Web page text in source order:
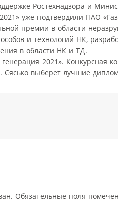
Ростехнадзора и
уже подтвердили ПАО
премии в области
и технологий НК,
в области НК и ТД.
2021».
выберет лучшие
Обязательные поля